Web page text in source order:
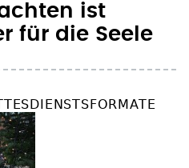
ist
für die Seele